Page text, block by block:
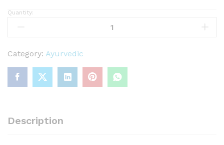
H
a
l
y
Quantity:
Category: Ayurvedic
Description